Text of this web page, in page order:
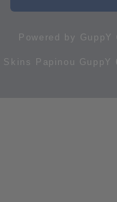
Powered by GuppY
Skins Papinou GuppY